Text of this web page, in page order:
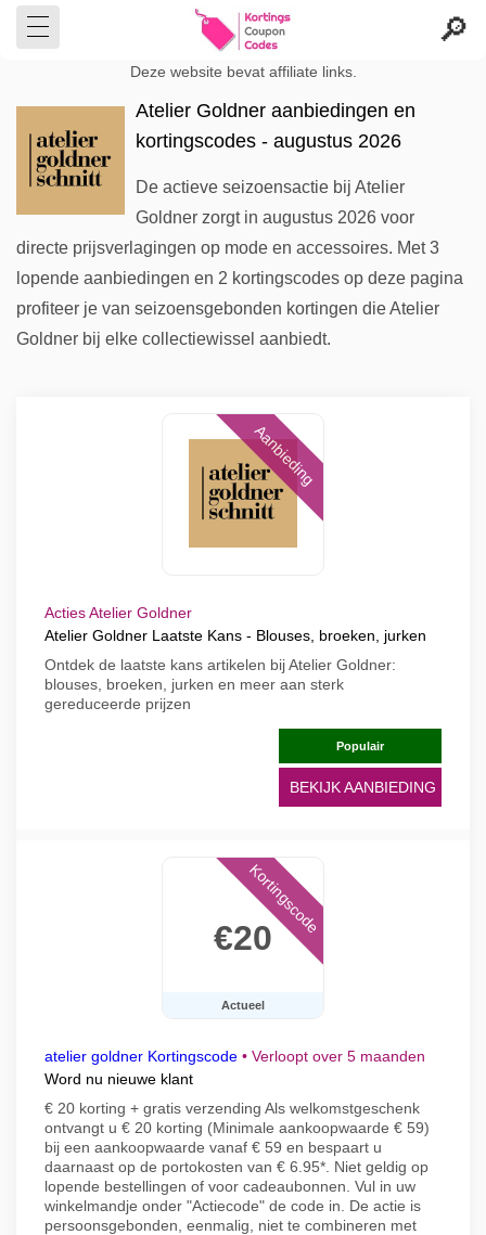
Deze website bevat affiliate links.
Atelier Goldner aanbiedingen en
kortingscodes - augustus 2026
De actieve seizoensactie bij Atelier
Goldner zorgt in augustus 2026 voor
directe prijsverlagingen op mode en accessoires. Met 3
lopende aanbiedingen en 2 kortingscodes op deze pagina
profiteer je van seizoensgebonden kortingen die Atelier
Goldner bij elke collectiewissel aanbiedt.
Aanbieding
Acties Atelier Goldner
Atelier Goldner Laatste Kans - Blouses, broeken, jurken
Ontdek de laatste kans artikelen bij Atelier Goldner:
blouses, broeken, jurken en meer aan sterk
gereduceerde prijzen
Populair
BEKIJK AANBIEDING
€20
Actueel
Kortingscode
atelier goldner Kortingscode • Verloopt over 5 maanden
Word nu nieuwe klant
€ 20 korting + gratis verzending Als welkomstgeschenk
ontvangt u € 20 korting (Minimale aankoopwaarde € 59)
bij een aankoopwaarde vanaf € 59 en bespaart u
daarnaast op de portokosten van € 6.95*. Niet geldig op
lopende bestellingen of voor cadeaubonnen. Vul in uw
winkelmandje onder "Actiecode" de code in. De actie is
persoonsgebonden, eenmalig, niet te combineren met